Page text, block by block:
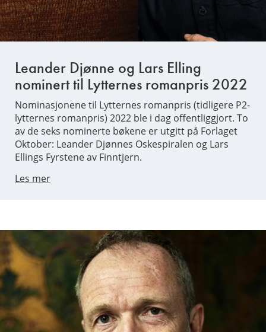
Leander Djønne og Lars Elling
nominert til Lytternes romanpris 2022
Nominasjonene til Lytternes romanpris (tidligere P2-
lytternes romanpris) 2022 ble i dag offentliggjort. To
av de seks nominerte bøkene er utgitt på Forlaget
Oktober: Leander Djønnes Oskespiralen og Lars
Ellings Fyrstene av Finntjern.
Les mer